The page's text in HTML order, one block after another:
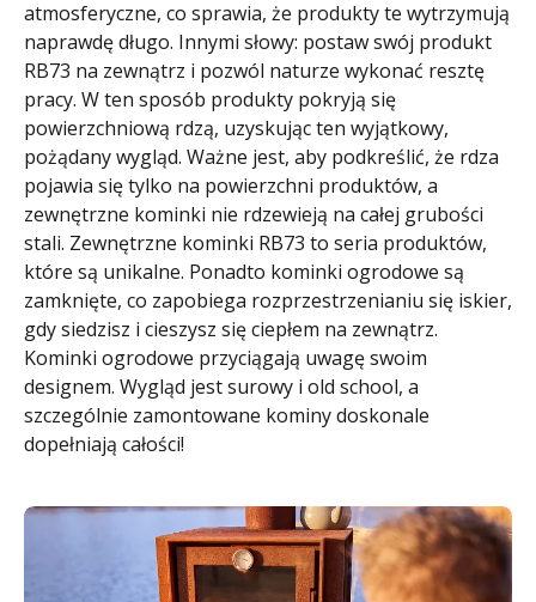
atmosferyczne, co sprawia, że produkty te wytrzymują
naprawdę długo. Innymi słowy: postaw swój produkt
RB73 na zewnątrz i pozwól naturze wykonać resztę
pracy. W ten sposób produkty pokryją się
powierzchniową rdzą, uzyskując ten wyjątkowy,
pożądany wygląd. Ważne jest, aby podkreślić, że rdza
pojawia się tylko na powierzchni produktów, a
zewnętrzne kominki nie rdzewieją na całej grubości
stali. Zewnętrzne kominki RB73 to seria produktów,
które są unikalne. Ponadto kominki ogrodowe są
zamknięte, co zapobiega rozprzestrzenianiu się iskier,
gdy siedzisz i cieszysz się ciepłem na zewnątrz.
Kominki ogrodowe przyciągają uwagę swoim
designem. Wygląd jest surowy i old school, a
szczególnie zamontowane kominy doskonale
dopełniają całości!